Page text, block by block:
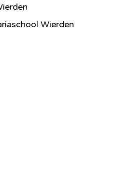
Wierden